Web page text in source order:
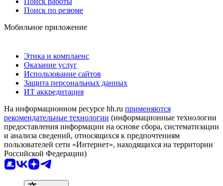
Поиск по резюме
Мобильное приложение
Этика и комплаенс
Оказание услуг
Использование сайтов
Защита персональных данных
ИТ аккредитация
На информационном ресурсе hh.ru применяются
рекомендательные технологии (информационные технологии
предоставления информации на основе сбора, систематизации
и анализа сведений, относящихся к предпочтениям
пользователей сети «Интернет», находящихся на территории
Российской Федерации)